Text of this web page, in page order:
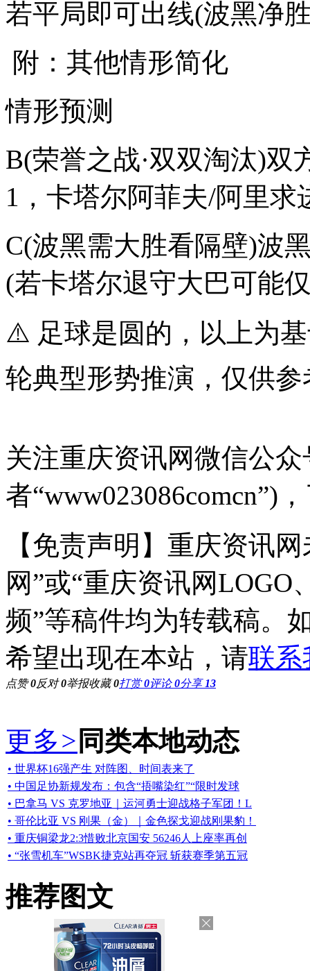
若平局即可出线(波黑净
附：其他情形简化
情形预测
B(荣誉之战·双双淘汰)
1，卡塔尔阿菲夫/阿里
C(波黑需大胜看隔壁)波
(若卡塔尔退守大巴可能
⚠️ 足球是圆的，以上为
轮典型形势推演，仅供
关注重庆资讯网微信公
者“www023086comcn”)
【免责声明】重庆资讯
网”或“重庆资讯网
频”等稿件均为转载稿。
希望出现在本站，请联系
点赞0反对0举报收藏0打赏0评论0分享 13
更多> 同类本地动态
• 世界杯16强产生 对阵图、时间表来了
• 中国足协新规发布：包含“捂嘴染红”“限时发球
• 巴拿马 VS 克罗地亚｜运河勇士迎战格子军团！L
• 哥伦比亚 VS 刚果（金）｜金色探戈迎战刚果豹！
• 重庆铜梁龙2:3惜败北京国安 56246人上座率再创
• “张雪机车”WSBK捷克站再夺冠 斩获赛季第五冠
推荐图文